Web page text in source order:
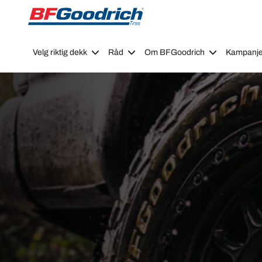
Go to page content Go to page navigation
Velg riktig dekk Råd Om BFGoodrich